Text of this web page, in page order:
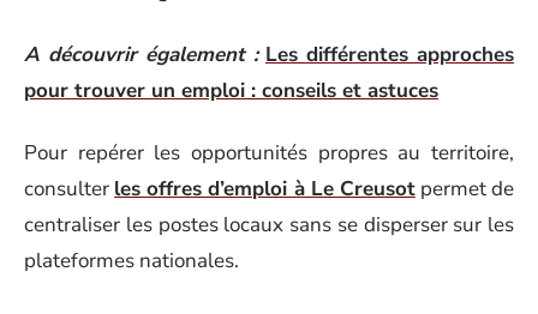
A découvrir également : Les différentes approches
pour trouver un emploi : conseils et astuces
Pour repérer les opportunités propres au territoire,
consulter les offres d’emploi à Le Creusotpermet de
centraliser les postes locaux sans se disperser sur les
plateformes nationales.